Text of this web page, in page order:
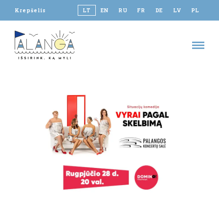
Krepšelis LT EN RU FR DE LV PL